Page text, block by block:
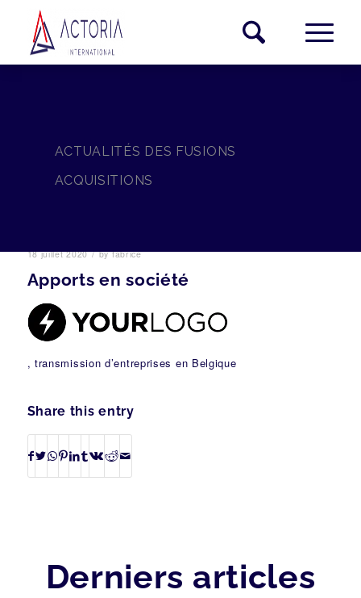
ACTUALITÉS DES FUSIONS
ACQUISITIONS
18 juillet 2020 / byfabrice
Apports en société
, transmission d’entreprises en Belgique
Share this entry
Derniers articles